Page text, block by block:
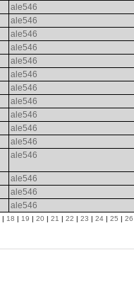
ale546
ale546
ale546
ale546
ale546
ale546
ale546
ale546
ale546
ale546
ale546
ale546
ale546
ale546
ale546
| 18 | 19 | 20 | 21 | 22 | 23 | 24 | 25 | 26